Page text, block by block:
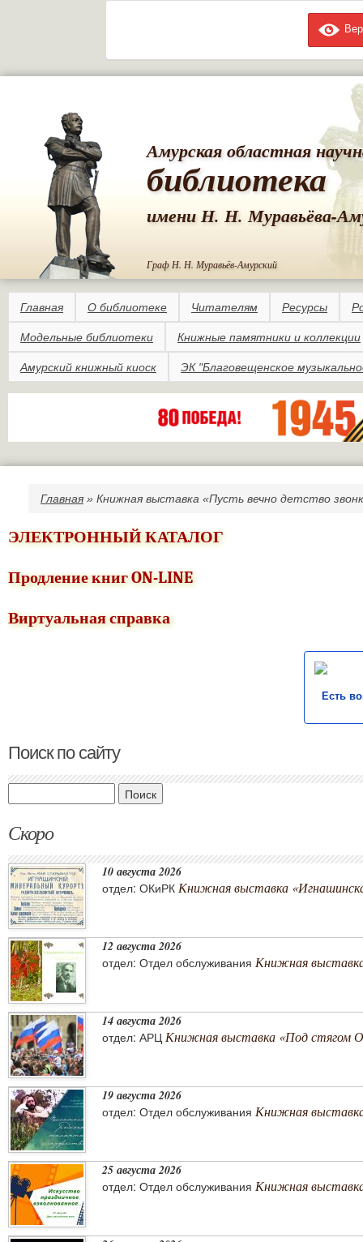
Амурская областная
библиотека
имени Н. Н. Муравьёва-
Граф Н. Н. Муравьёв-Амурский
Главная О библиотеке Читателям Ресурсы
Модельные библиотеки Книжные памятники и коллекции
Амурский книжный киоск ЭК "Благовещенское
Вы здесь
Главная » Книжная выставка «Пусть вечно детство
ЭЛЕКТРОННЫЙ КАТАЛОГ
Продление книг ON-LINE
Виртуальная справка
Есть
Поиск по сайту
Скоро
10 августа 2026
отдел: ОКиРК Книжная выставка
12 августа 2026
отдел: Отдел обслуживания Книжная
14 августа 2026
отдел: АРЦ Книжная выставка «Под стягом
19 августа 2026
отдел: Отдел обслуживания Книжная
25 августа 2026
отдел: Отдел обслуживания Книжная